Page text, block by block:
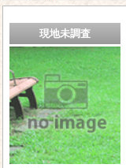
現地未調査